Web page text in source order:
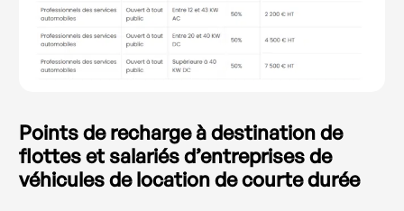
Points de recharge à destination de
flottes et salariés d’entreprises de
véhicules de location de courte durée